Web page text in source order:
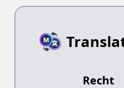
Recht